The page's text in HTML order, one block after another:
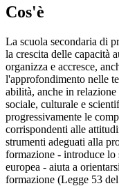
Cos'è
La scuola secondaria di
la crescita delle capacità
organizza e accresce,
l'approfondimento nelle
abilità, anche in
sociale, culturale e
progressivamente le
corrispondenti alle
strumenti adeguati alla
formazione - introduce
europea - aiuta a
formazione (Legge 53